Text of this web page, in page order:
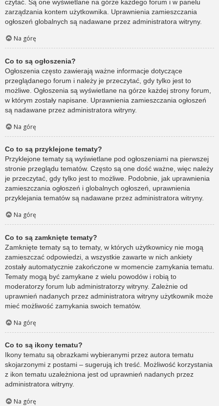
czytać. Są one wyświetlane na górze każdego forum i w panelu
zarządzania kontem użytkownika. Uprawnienia zamieszczania
ogłoszeń globalnych są nadawane przez administratora witryny.
Na górę
Co to są ogłoszenia?
Ogłoszenia często zawierają ważne informacje dotyczące
przeglądanego forum i należy je przeczytać, gdy tylko jest to
możliwe. Ogłoszenia są wyświetlane na górze każdej strony forum,
w którym zostały napisane. Uprawnienia zamieszczania ogłoszeń
są nadawane przez administratora witryny.
Na górę
Co to są przyklejone tematy?
Przyklejone tematy są wyświetlane pod ogłoszeniami na pierwszej
stronie przeglądu tematów. Często są one dość ważne, więc należy
je przeczytać, gdy tylko jest to możliwe. Podobnie, jak uprawnienia
zamieszczania ogłoszeń i globalnych ogłoszeń, uprawnienia
przyklejania tematów są nadawane przez administratora witryny.
Na górę
Co to są zamknięte tematy?
Zamknięte tematy są to tematy, w których użytkownicy nie mogą
zamieszczać odpowiedzi, a wszystkie zawarte w nich ankiety
zostały automatycznie zakończone w momencie zamykania tematu.
Tematy mogą być zamykane z wielu powodów i robią to
moderatorzy forum lub administratorzy witryny. Zależnie od
uprawnień nadanych przez administratora witryny użytkownik może
mieć możliwość zamykania swoich tematów.
Na górę
Co to są ikony tematu?
Ikony tematu są obrazkami wybieranymi przez autora tematu
skojarzonymi z postami – sugerują ich treść. Możliwość korzystania
z ikon tematu uzależniona jest od uprawnień nadanych przez
administratora witryny.
Na górę